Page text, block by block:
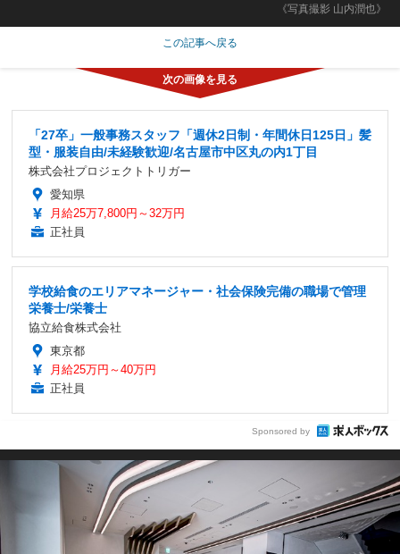
《写真撮影 山内潤也》
この記事へ戻る
「27卒」一般事務スタッフ「週休2日制・年間休日125日」髪
型・服装自由/未経験歓迎/名古屋市中区丸の内1丁目
株式会社プロジェクトトリガー
愛知県
月給25万7,800円～32万円
正社員
学校給食のエリアマネージャー・社会保険完備の職場で管理
栄養士/栄養士
協立給食株式会社
東京都
月給25万円～40万円
正社員
Sponsored by